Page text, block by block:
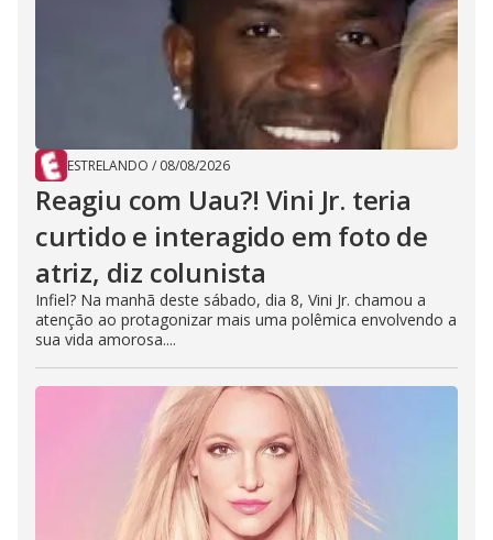
ESTRELANDO / 08/08/2026
Reagiu com Uau?! Vini Jr. teria
curtido e interagido em foto de
atriz, diz colunista
Infiel? Na manhã deste sábado, dia 8, Vini Jr. chamou a
atenção ao protagonizar mais uma polêmica envolvendo a
sua vida amorosa....